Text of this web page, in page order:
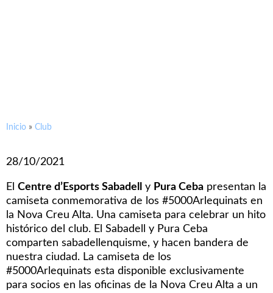
Inicio » Club
28/10/2021
El Centre d’Esports Sabadell y Pura Ceba presentan la
camiseta conmemorativa de los #5000Arlequinats en
la Nova Creu Alta. Una camiseta para celebrar un hito
histórico del club. El Sabadell y Pura Ceba
comparten sabadellenquisme, y hacen bandera de
nuestra ciudad. La camiseta de los
#5000Arlequinats esta disponible exclusivamente
para socios en las oficinas de la Nova Creu Alta a un